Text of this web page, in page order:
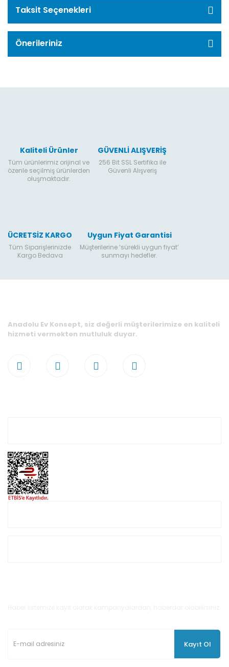
Taksit Seçenekleri
Önerileriniz
Kaliteli Ürünler
Tüm ürünlerimiz orijinal ve
özenle seçilmiş ürünlerden
oluşmaktadır.
GÜVENLİ ALIŞVERİŞ
256 Bit SSL Sertifika ile
Güvenli Alışveriş
ÜCRETSİZ KARGO
Tüm Siparişlerinizde
Kargo Bedava
Uygun Fiyat Garantisi
Müşterilerine ‘sürekli uygun fiyat’
sunmayı hedefler.
Anadolu Ev Konsept, siz değerli müşterilerimize en kaliteli
hizmeti vermekten mutluluk duyar.
Kayıt Ol